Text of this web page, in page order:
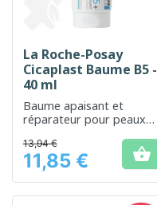
La Roche-Posay
Cicaplast Baume B5 -
40 ml
Baume apaisant et
réparateur pour peaux
Prix
13,94 €
11,85 € 